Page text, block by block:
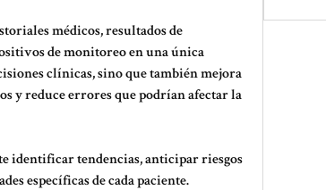
médicos, resultados de
de monitoreo en una única
clínicas, sino que también mejora
y reduce errores que podrían afectar la
identificar tendencias, anticipar riesgos
específicas de cada paciente.